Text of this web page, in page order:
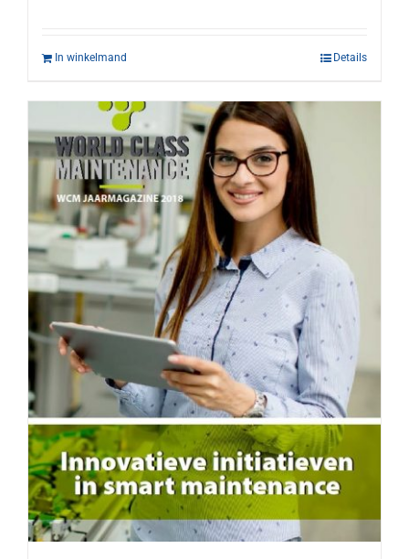
In winkelmand Details